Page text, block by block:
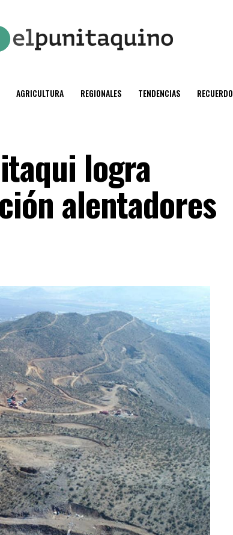
AGRICULTURA REGIONALES TENDENCIAS RECUERDO
logra
alentadores